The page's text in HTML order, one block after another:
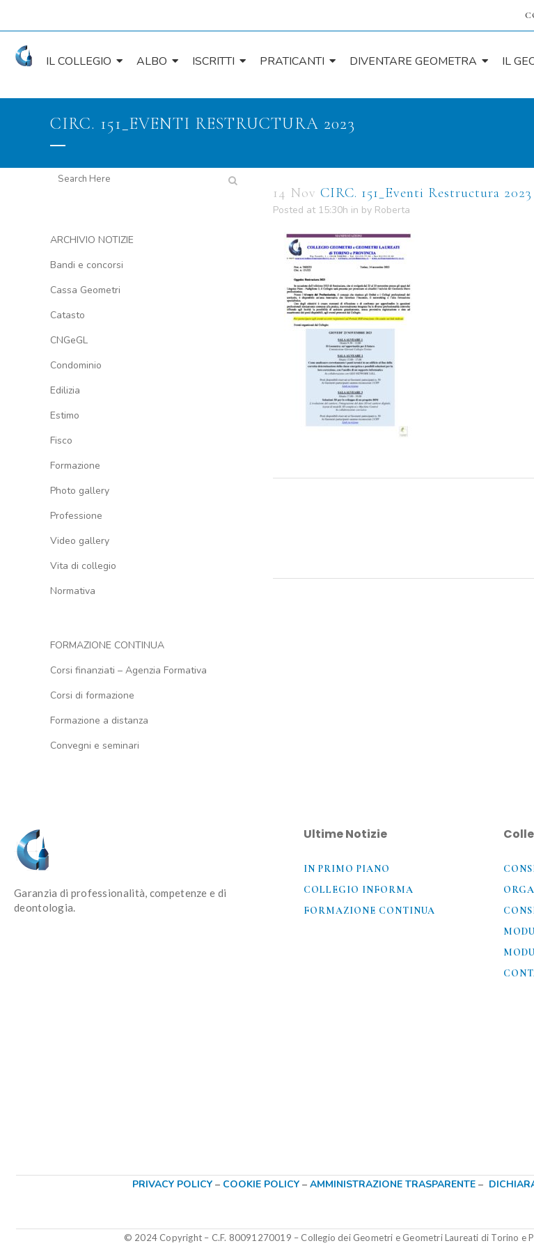
IL COLLEGIO ALBO ISCRITTI PRATICANTI DIVENTARE GEOMETRA IL
CIRC. 151_EVENTI RESTRUCTURA 2023
ARCHIVIO NOTIZIE
Bandi e concorsi
Cassa Geometri
Catasto
CNGeGL
Condominio
Edilizia
Estimo
Fisco
Formazione
Photo gallery
Professione
Video gallery
Vita di collegio
Normativa
FORMAZIONE CONTINUA
Corsi finanziati – Agenzia Formativa
Corsi di formazione
Formazione a distanza
Convegni e seminari
14 Nov CIRC. 151_Eventi Restructura 2023
Posted at 15:30h in by Roberta
Garanzia di professionalità, competenze e di
deontologia.
Ultime Notizie
IN PRIMO PIANO
COLLEGIO INFORMA
FORMAZIONE CONTINUA
PRIVACY POLICY– COOKIE POLICY – AMMINISTRAZIONE TRASPARENTE–
© 2024 Copyright – C.F. 80091270019 – Collegio dei Geometri e Geometri Laureati di Torino e